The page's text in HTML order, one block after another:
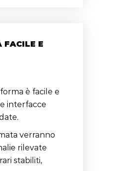
FACILE E
è facile e
interfacce
verranno
rilevate
stabiliti,